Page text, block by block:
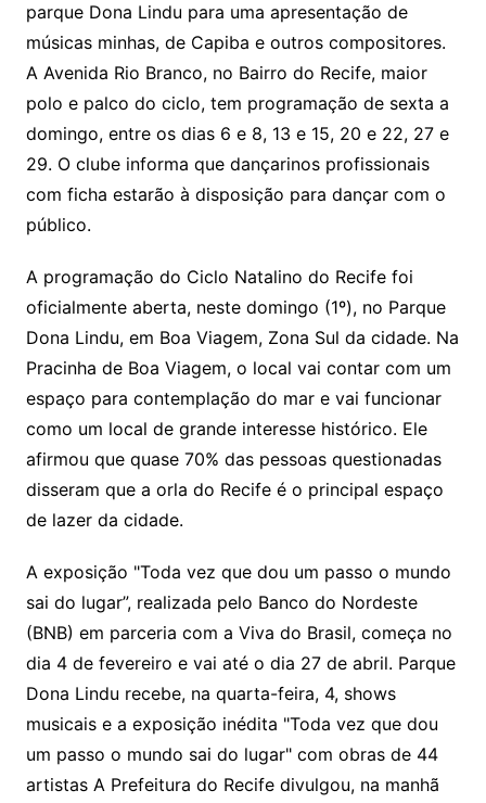
parque Dona Lindu para uma apresentação de
músicas minhas, de Capiba e outros compositores.
A Avenida Rio Branco, no Bairro do Recife, maior
polo e palco do ciclo, tem programação de sexta a
domingo, entre os dias 6 e 8, 13 e 15, 20 e 22, 27 e
29. O clube informa que dançarinos profissionais
com ficha estarão à disposição para dançar com o
público.
A programação do Ciclo Natalino do Recife foi
oficialmente aberta, neste domingo (1º), no Parque
Dona Lindu, em Boa Viagem, Zona Sul da cidade. Na
Pracinha de Boa Viagem, o local vai contar com um
espaço para contemplação do mar e vai funcionar
como um local de grande interesse histórico. Ele
afirmou que quase 70% das pessoas questionadas
disseram que a orla do Recife é o principal espaço
de lazer da cidade.
A exposição "Toda vez que dou um passo o mundo
sai do lugar”, realizada pelo Banco do Nordeste
(BNB) em parceria com a Viva do Brasil, começa no
dia 4 de fevereiro e vai até o dia 27 de abril. Parque
Dona Lindu recebe, na quarta-feira, 4, shows
musicais e a exposição inédita "Toda vez que dou
um passo o mundo sai do lugar" com obras de 44
artistas A Prefeitura do Recife divulgou, na manhã